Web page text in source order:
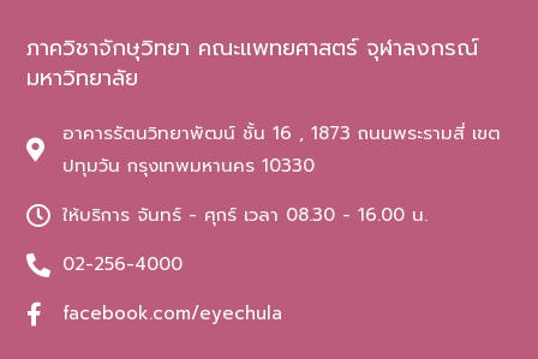
ภาควิชาจักษุวิทยา คณะแพทยศาสตร์ จุฬาลงกรณ์
มหาวิทยาลัย
อาคารรัตนวิทยาพัฒน์ ชั้น 16 , 1873 ถนนพระรามสี่ เขต
ปทุมวัน กรุงเทพมหานคร 10330
ให้บริการ จันทร์ - ศุกร์ เวลา 08.30 - 16.00 น.
02-256-4000
facebook.com/eyechula